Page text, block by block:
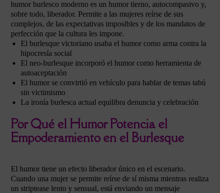
humor burlesco moderno es un humor tierno, autocompasivo y,
sobre todo, liberador. Permite a las mujeres reírse de sus
complejos, de las expectativas imposibles y de los mandatos de
perfección que la cultura les impone.
El burlesque victoriano usaba el humor como arma contra la
hipocresía social
El neo-burlesque incorporó el humor como herramienta de
autoaceptación
El humor se convirtió en vehículo para hablar de temas tabú
sin victimismo
La ironía burlesca actual equilibra denuncia y celebración
Por Qué el Humor Potencia el
Empoderamiento en el Burlesque
El humor tiene un efecto liberador único en el escenario.
Cuando una mujer se permite reírse de sí misma mientras realiza
un striptease lento y sensual, está enviando un mensaje